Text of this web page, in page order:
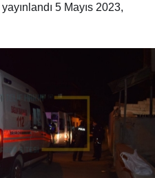
yayınlandı 5 Mayıs 2023,